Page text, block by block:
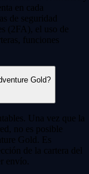
en cada
de seguridad
(2FA), el uso de
funciones
Gold?
Una vez que la
no es posible
Gold. Es
de la cartera del
envío.